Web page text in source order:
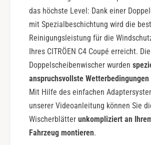
i
o
n
l
e
A
c
i
o
n
das höchste Level: Dank einer
mit Spezialbeschichtung wird die
Reinigungsleistung für die
Ihres CITRÖEN C4 Coupé erreicht.
Doppelscheibenwischer wurden
anspruchsvollste
Mit Hilfe des einfachen
unserer Videoanleitung können Sie
Wischerblätter unkompliziert an
Fahrzeug montieren.